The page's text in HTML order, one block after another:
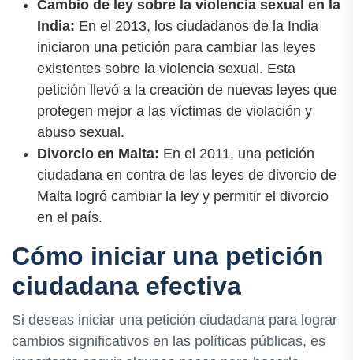
Cambio de ley sobre la violencia sexual en la
India: En el 2013, los ciudadanos de la India
iniciaron una petición para cambiar las leyes
existentes sobre la violencia sexual. Esta
petición llevó a la creación de nuevas leyes que
protegen mejor a las víctimas de violación y
abuso sexual.
Divorcio en Malta: En el 2011, una petición
ciudadana en contra de las leyes de divorcio de
Malta logró cambiar la ley y permitir el divorcio
en el país.
Cómo iniciar una petición
ciudadana efectiva
Si deseas iniciar una petición ciudadana para lograr
cambios significativos en las políticas públicas, es